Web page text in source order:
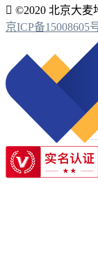
 ©2020 北京大麦
京ICP备15008605